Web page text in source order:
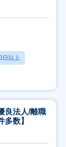
日以上
良法人/離職
数】